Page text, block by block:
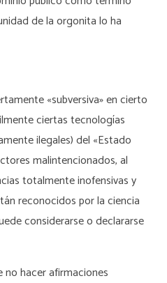
de la orgonita lo ha
«subversiva» en cierto
ciertas tecnologías
ilegales) del «Estado
malintencionados, al
totalmente inofensivas y
reconocidos por la ciencia
considerarse o declararse
hacer afirmaciones